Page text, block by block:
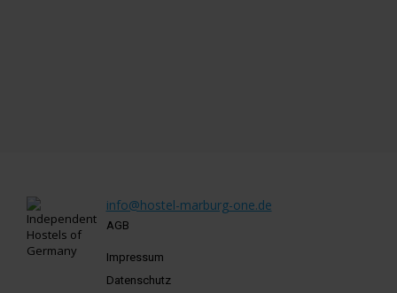
info@hostel-marburg-one.de
AGB
Impressum
Datenschutz